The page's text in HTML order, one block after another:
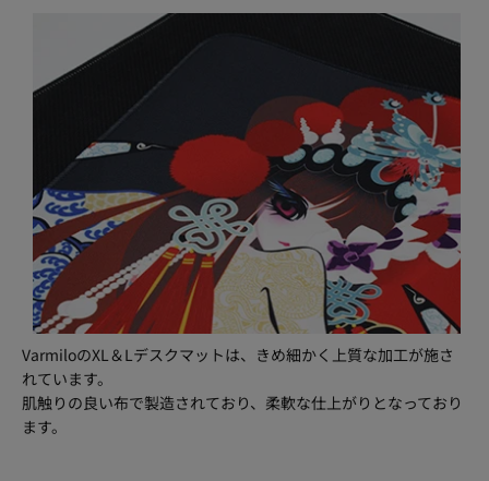
VarmiloのXL＆Lデスクマットは、きめ細かく上質な加工が施さ
れています。
肌触りの良い布で製造されており、柔軟な仕上がりとなっており
ます。